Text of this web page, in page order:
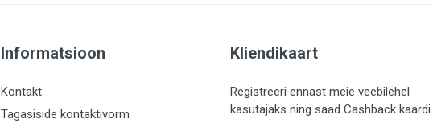
Informatsioon
Kontakt
Tagasiside kontaktivorm
Kliendikaart
Registreeri ennast meie veebilehel
kasutajaks ning saad Cashback kaardi.